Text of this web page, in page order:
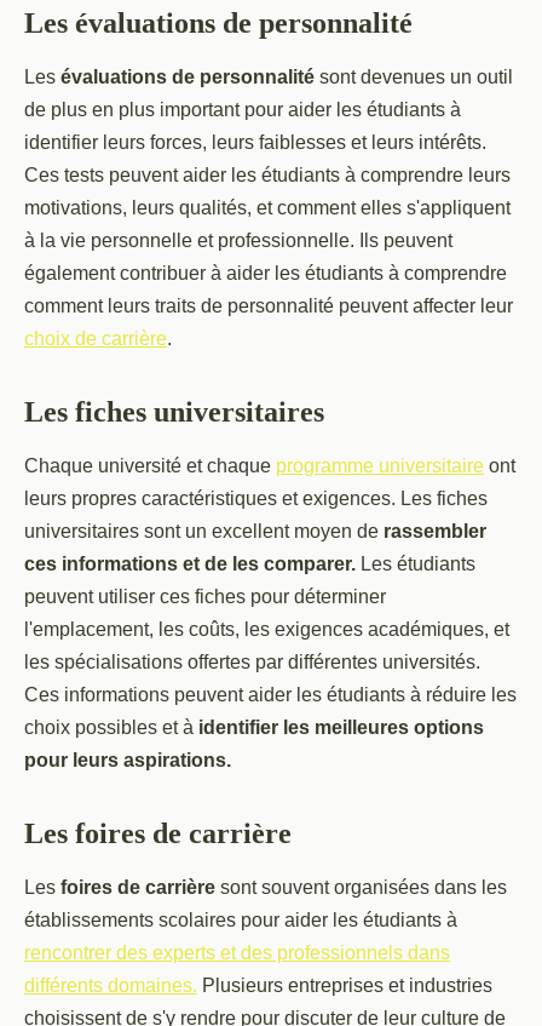
Les évaluations de personnalité
Les évaluations de personnalité sont devenues un outil
de plus en plus important pour aider les étudiants à
identifier leurs forces, leurs faiblesses et leurs intérêts.
Ces tests peuvent aider les étudiants à comprendre leurs
motivations, leurs qualités, et comment elles s'appliquent
à la vie personnelle et professionnelle. Ils peuvent
également contribuer à aider les étudiants à comprendre
comment leurs traits de personnalité peuvent affecter leur
choix de carrière.
Les fiches universitaires
Chaque université et chaque programme universitaire ont
leurs propres caractéristiques et exigences. Les fiches
universitaires sont un excellent moyen de rassembler
ces informations et de les comparer. Les étudiants
peuvent utiliser ces fiches pour déterminer
l'emplacement, les coûts, les exigences académiques, et
les spécialisations offertes par différentes universités.
Ces informations peuvent aider les étudiants à réduire les
choix possibles et à identifier les meilleures options
pour leurs aspirations.
Les foires de carrière
Les foires de carrière sont souvent organisées dans les
établissements scolaires pour aider les étudiants à
rencontrer des experts et des professionnels dans
différents domaines. Plusieurs entreprises et industries
choisissent de s'y rendre pour discuter de leur culture de